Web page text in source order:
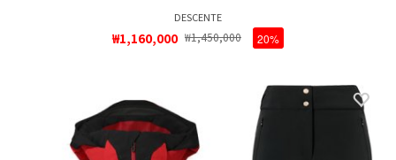
DESCENTE
₩1,160,000 ₩1,450,000 20%